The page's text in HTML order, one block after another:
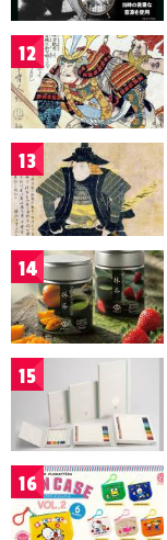
12
13
14
15
16